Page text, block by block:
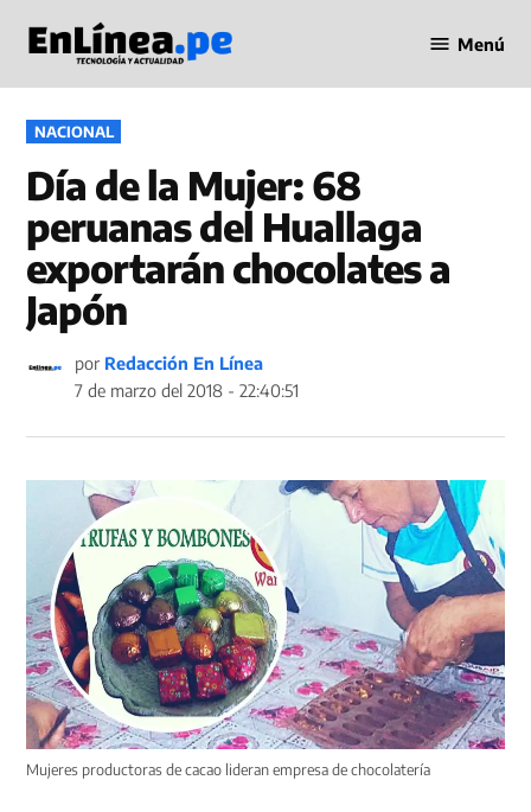
contenido
en Línea
Menú
PUBLICADO
EN
NACIONAL
Día de la Mujer: 68
peruanas del Huallaga
exportarán chocolates a
Japón
por Redacción En Línea
7 de marzo del 2018 - 22:40:51
Mujeres productoras de cacao lideran empresa de chocolatería